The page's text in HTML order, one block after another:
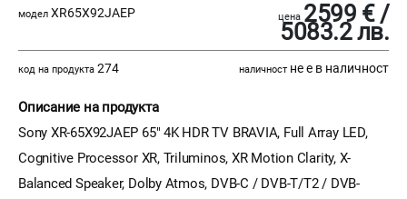
модел XR65X92JAEP цена 2599 € /
5083.2 лв.
код на продукта 274 наличност не е в наличност
Описание на продукта
Sony XR-65X92JAEP 65" 4K HDR TV BRAVIA, Full Array LED,
Cognitive Processor XR, Triluminos, XR Motion Clarity, X-
Balanced Speaker, Dolby Atmos, DVB-C / DVB-T/T2 / DVB-